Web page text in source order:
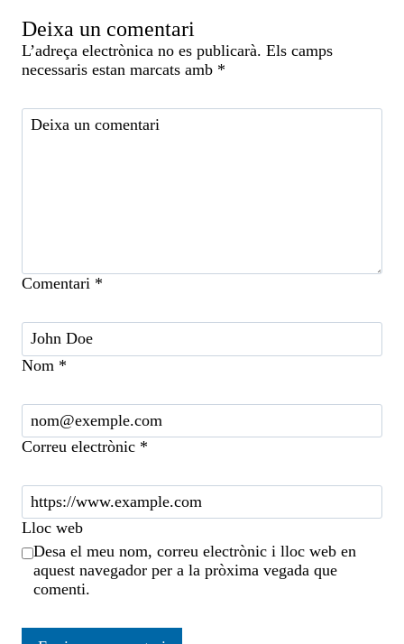
Deixa un comentari
L’adreça electrònica no es publicarà. Els camps
necessaris estan marcats amb *
Comentari *
Nom *
Correu electrònic *
Lloc web
Desa el meu nom, correu electrònic i lloc web en
aquest navegador per a la pròxima vegada que
comenti.